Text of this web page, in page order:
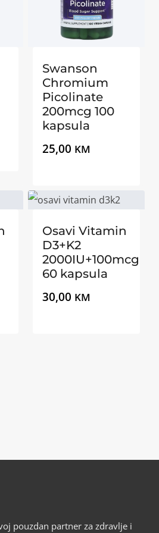
Swanson
Chromium
Picolinate
200mcg 100
kapsula
25,00 KM
Osavi Vitamin
D3+K2
2000IU+100mcg
60 kapsula
30,00 KM
pouzdan partner za zdravlje i